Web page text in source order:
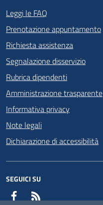
Leggi le FAQ
Prenotazione appuntamento
Richiesta assistenza
Segnalazione disservizio
Rubrica dipendenti
Amministrazione trasparente
Informativa privacy
Note legali
Dichiarazione di accessibilità
SEGUICI SU
Facebook